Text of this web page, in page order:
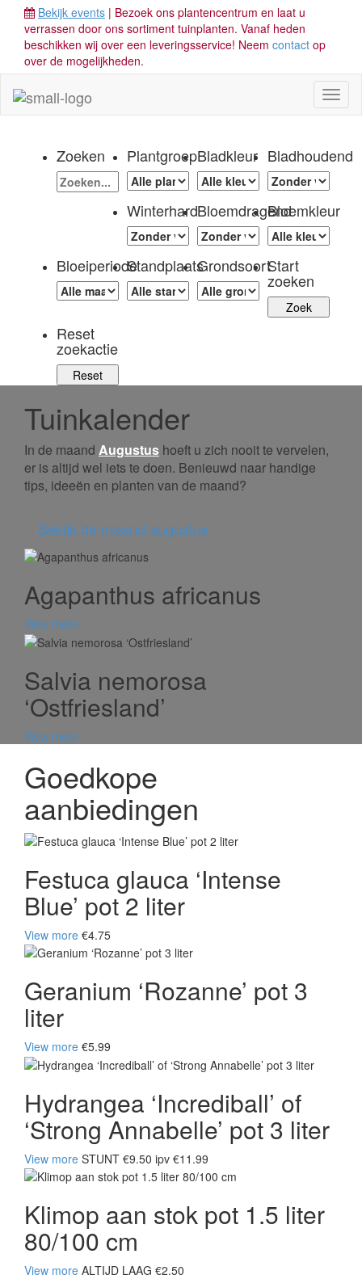
Bekijk events | Bezoek ons plantencentrum en laat u
verrassen door ons sortiment tuinplanten. Vanaf heden
beschikken wij over een leveringsservice! Neem contact op
over de mogelijkheden.
Zoeken PlantgroepBladkleur Bladhoudend
WinterhardBloemdragendBloemkleur
BloeiperiodeStandplaatsGrondsoortStart
zoeken
Reset
zoekactie
Tuinkalender
In de maand Augustus hoeft u zich nooit te vervelen,
er is altijd wel iets te doen. Benieuwd naar handige
tips, ideeën en planten van de maand?
Bekijk de maand augustus
Agapanthus africanus
View more
Salvia nemorosa
‘Ostfriesland’
View more
Goedkope
aanbiedingen
Festuca glauca ‘Intense
Blue’ pot 2 liter
View more €4.75
Geranium ‘Rozanne’ pot 3
liter
View more €5.99
Hydrangea ‘Incrediball’ of
‘Strong Annabelle’ pot 3 liter
View more STUNT €9.50 ipv €11.99
Klimop aan stok pot 1.5 liter
80/100 cm
View more ALTIJD LAAG €2.50